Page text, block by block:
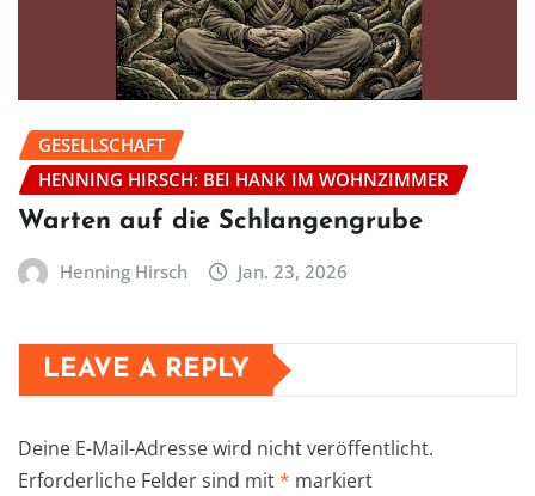
GESELLSCHAFT
HENNING HIRSCH: BEI HANK IM WOHNZIMMER
Warten auf die Schlangengrube
Henning Hirsch Jan. 23, 2026
LEAVE A REPLY
Deine E-Mail-Adresse wird nicht veröffentlicht.
Erforderliche Felder sind mit* markiert